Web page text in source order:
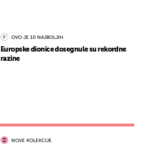
OVO JE 10 NAJBOLJIH
Europske dionice dosegnule su rekordne
razine
NOVE KOLEKCIJE